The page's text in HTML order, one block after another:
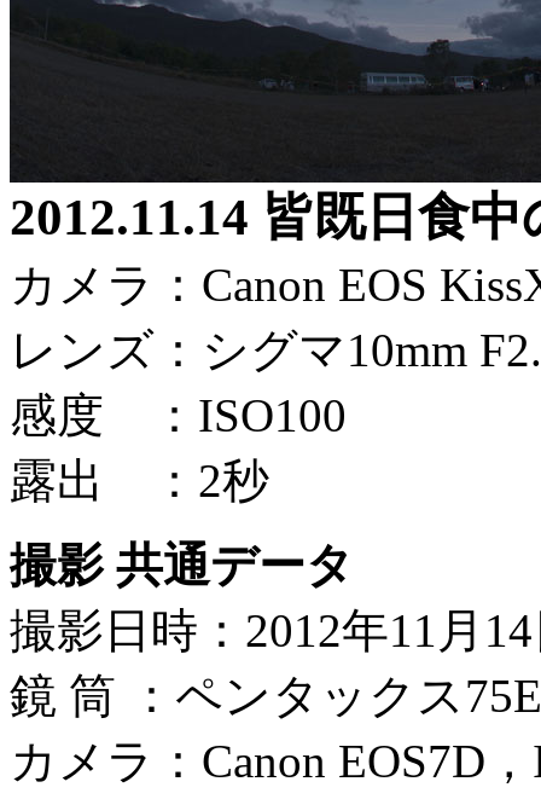
2012.11.14 皆既日食
カメラ：Canon EOS
レンズ：シグマ10mm
感度 ：ISO100
露出 ：2秒
撮影 共通データ
撮影日時：2012年11月
鏡 筒 ：ペンタックス
カメラ：Canon EOS7D